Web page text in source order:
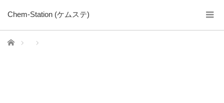
Chem-Station (ケムステ)
ホーム